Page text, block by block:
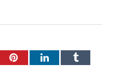
PinterestLinkedInTumblr